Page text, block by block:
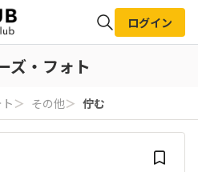
検索
ログイン
ズ・フォト
＞ その他＞ 佇む